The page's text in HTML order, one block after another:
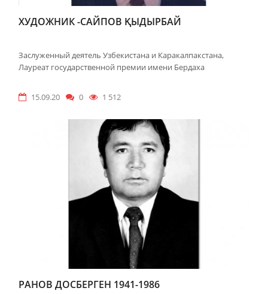
ХУДОЖНИК -САЙПОВ ҚЫДЫРБАЙ
Заслуженный деятель Узбекистана и Каракалпакстана,
Лауреат государственной премии имени Бердаха
15.09.20 0 1 512
РАНОВ ДОСБЕРГЕН 1941-1986